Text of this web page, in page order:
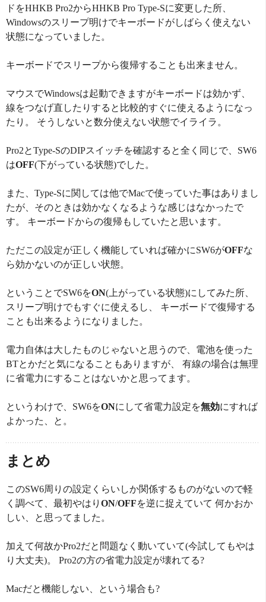
ドをHHKB Pro2からHHKB Pro Type-Sに変更した所、
Windowsのスリープ明けでキーボードがしばらく使えない
状態になっていました。
キーボードでスリープから復帰することも出来ません。
マウスでWindowsは起動できますがキーボードは効かず、
線をつなげ直したりすると比較的すぐに使えるようになっ
たり。 そうしないと数分使えない状態でイライラ。
Pro2とType-SのDIPスイッチを確認すると全く同じで、SW6
はOFF(下がっている状態)でした。
また、Type-Sに関しては他でMacで使っていた事はありまし
たが、そのときは効かなくなるような感じはなかったで
す。 キーボードからの復帰もしていたと思います。
ただこの設定が正しく機能していれば確かにSW6がOFFな
ら効かないのが正しい状態。
ということでSW6をON(上がっている状態)にしてみた所、
スリープ明けでもすぐに使えるし、 キーボードで復帰する
ことも出来るようになりました。
電力自体は大したものじゃないと思うので、電池を使った
BTとかだと気になることもありますが、 有線の場合は無理
に省電力にすることはないかと思ってます。
というわけで、SW6をONにして省電力設定を無効にすれば
よかった、と。
まとめ
このSW6周りの設定くらいしか関係するものがないので軽
く調べて、最初やはり ON/OFFを逆に捉えていて 何かおか
しい、と思ってました。
加えて何故かPro2だと問題なく動いていて(今試してもやは
り大丈夫)。 Pro2の方の省電力設定が壊れてる?
Macだと機能しない、という場合も?